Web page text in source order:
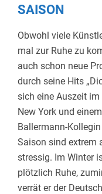
SAISON
Obwohl viele
mal zur Ruhe zu
auch schon neue
durch seine Hits
sich eine Auszeit
New York und
Ballermann-
Saison sind extrem
stressig. Im Winter
plötzlich Ruhe,
verrät er der